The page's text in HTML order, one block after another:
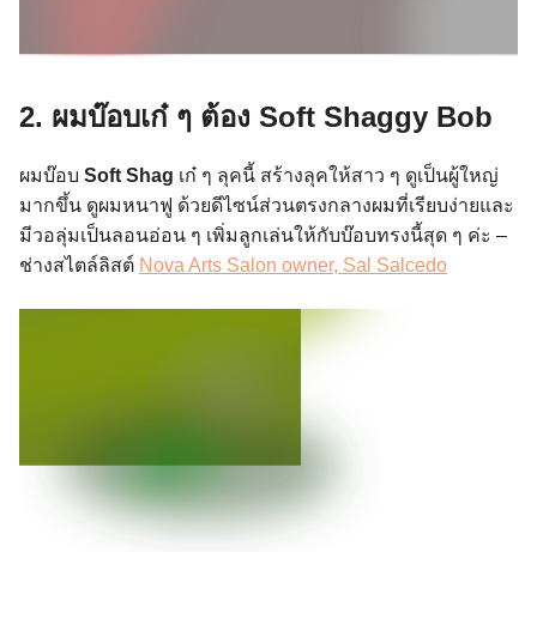
2. ผมบ๊อบเก๋ ๆ ต้อง Soft Shaggy Bob
ผมบ๊อบ Soft Shag เก๋ ๆ ลุคนี้ สร้างลุคให้สาว ๆ ดูเป็นผู้ใหญ่
มากขึ้น ดูผมหนาฟู ด้วยดีไซน์ส่วนตรงกลางผมที่เรียบง่ายและ
มีวอลุ่มเป็นลอนอ่อน ๆ เพิ่มลูกเล่นให้กับบ๊อบทรงนี้สุด ๆ ค่ะ –
ช่างสไตล์ลิสต์ Nova Arts Salon owner, Sal Salcedo